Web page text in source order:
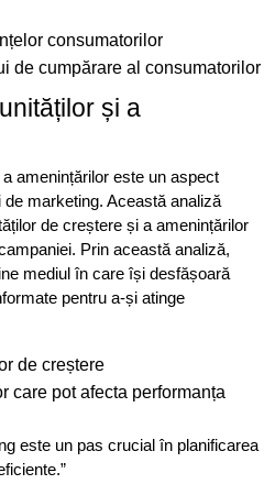
consumatorilor
de cumpărare al consumatorilor
și a
amenințărilor este un aspect
marketing. Această analiză
de creștere și a amenințărilor
Prin această analiză,
mediul în care își desfășoară
pentru a-și atinge
de creștere
care pot afecta performanța
este un pas crucial în planificarea